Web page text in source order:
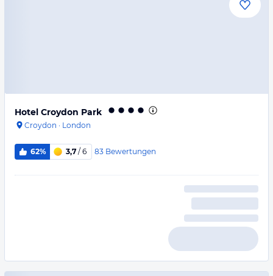
Hotel Croydon Park
Croydon · London
62% 3,7 / 6 83 Bewertungen